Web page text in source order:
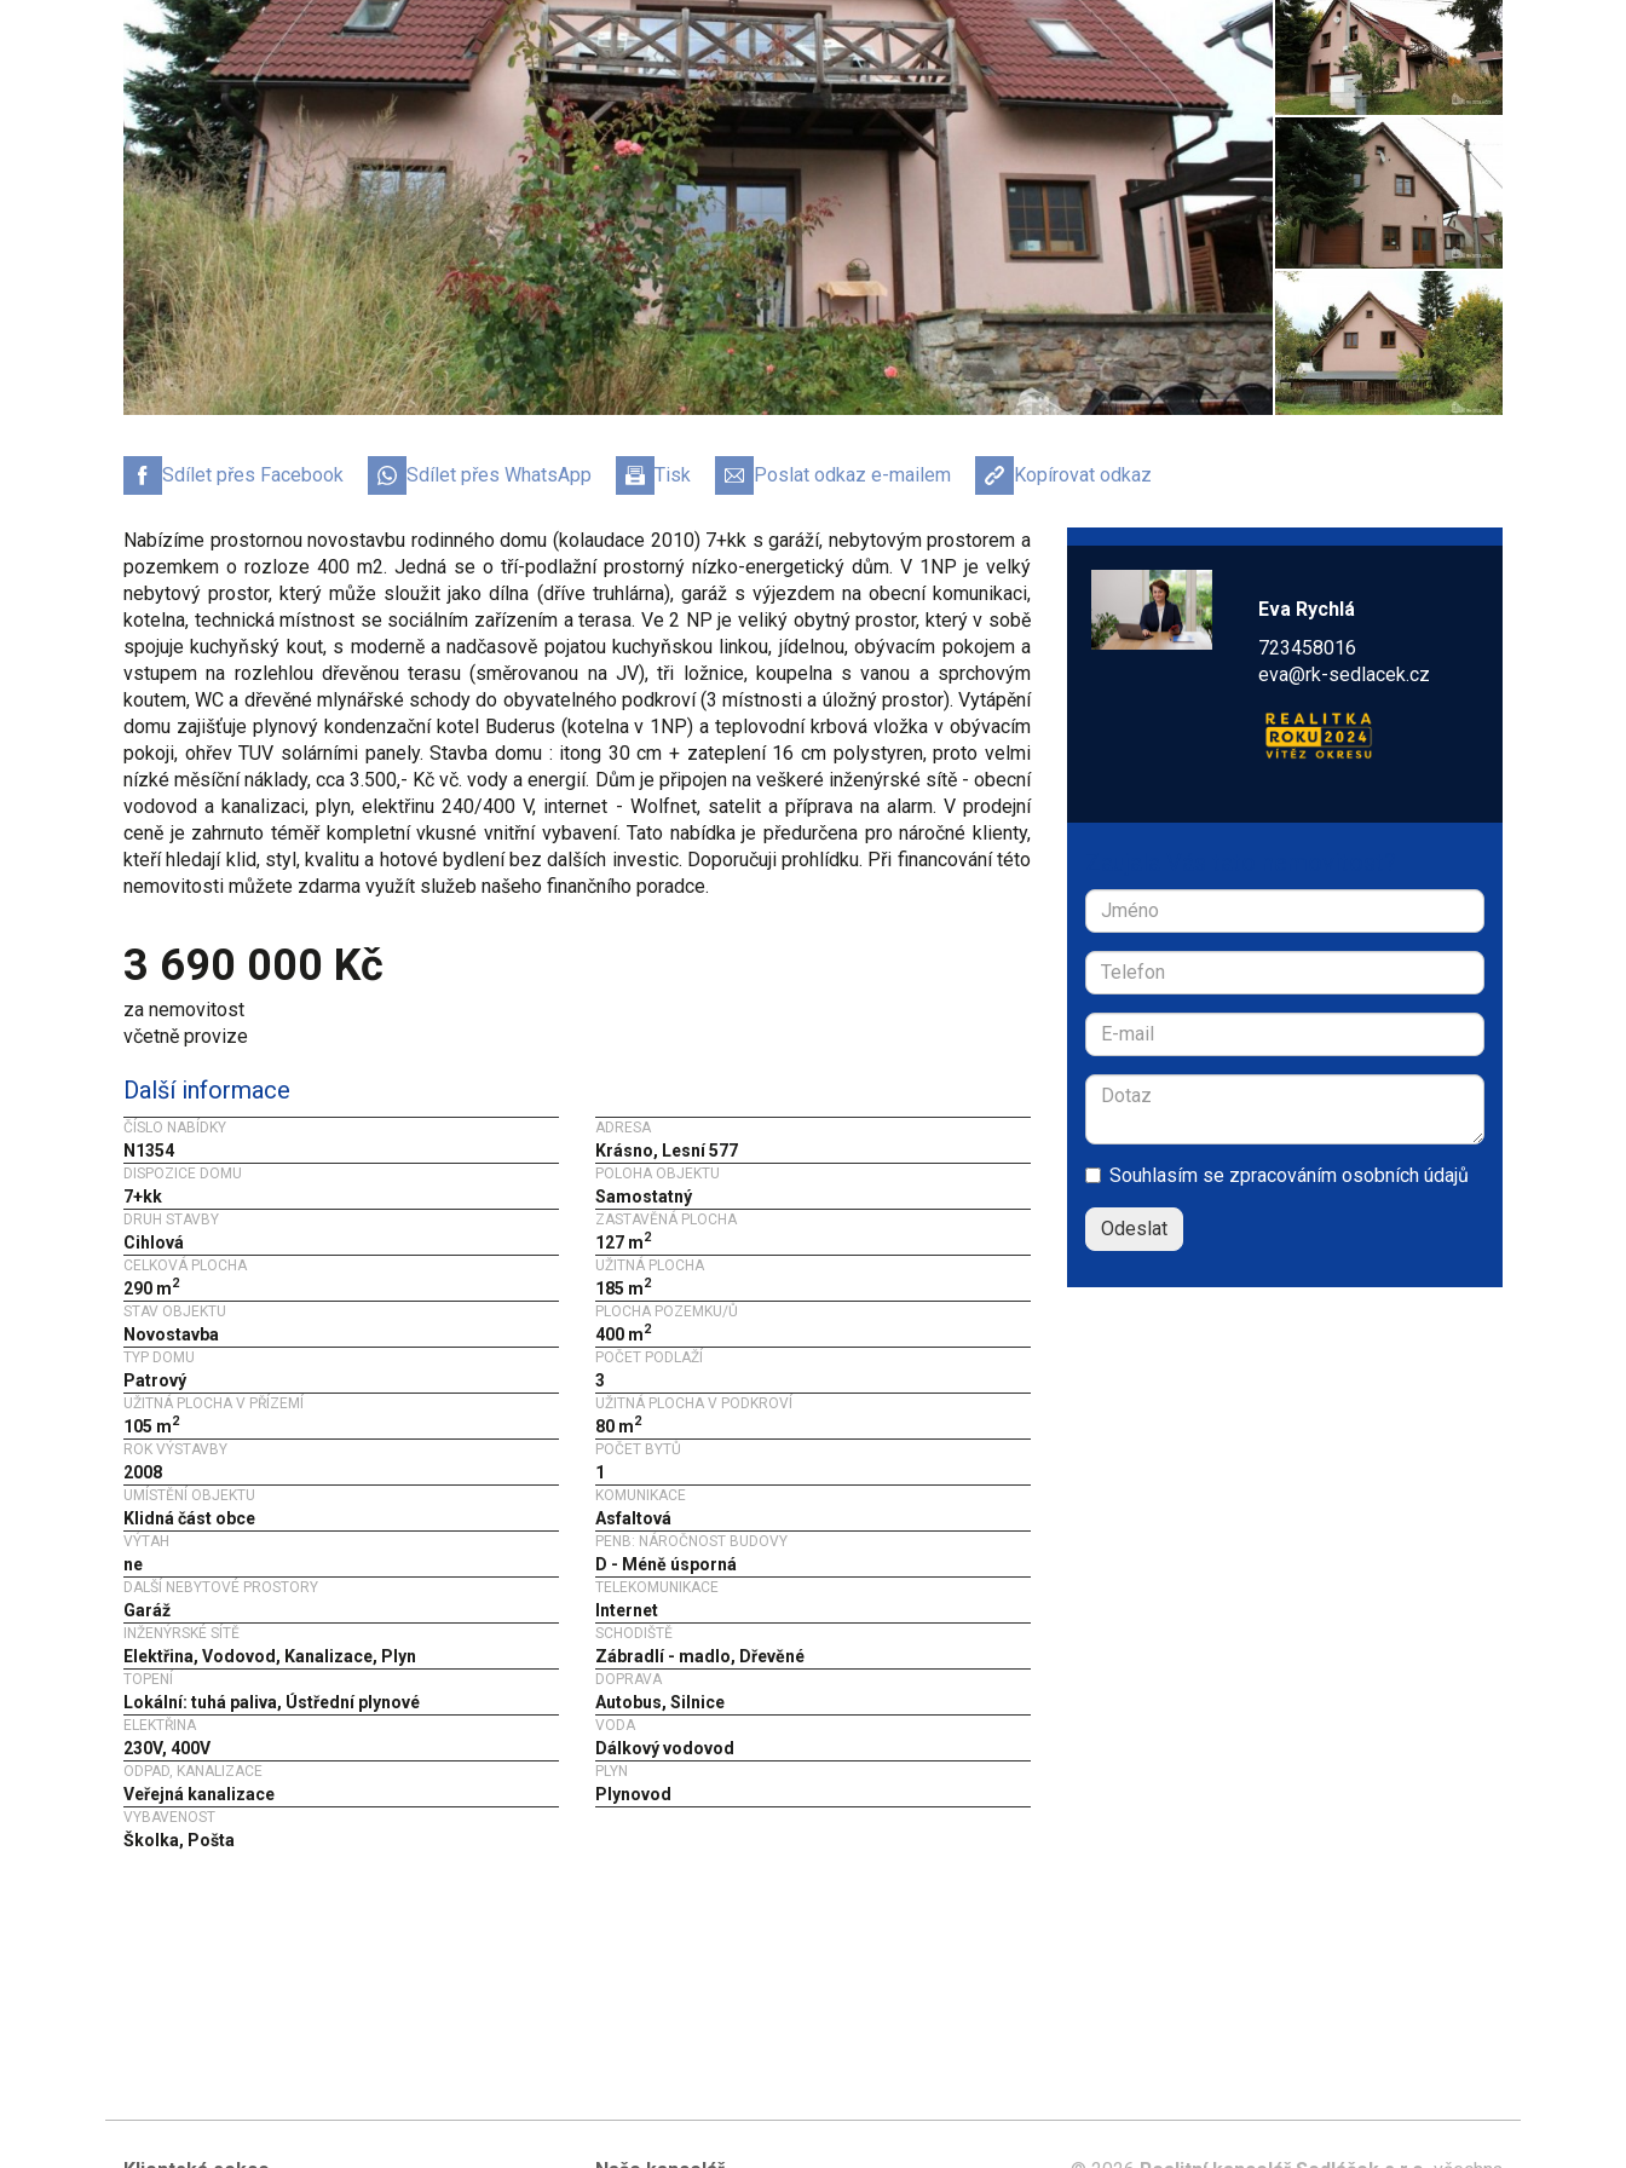
Sdílet přes Facebook Sdílet přes WhatsApp Tisk Poslat odkaz e-mailem Kopírovat odkaz
Nabízíme prostornou novostavbu rodinného domu (kolaudace 2010) 7+kk s garáží, nebytovým prostorem a
pozemkem o rozloze 400 m2. Jedná se o tří-podlažní prostorný nízko-energetický dům. V 1NP je velký
nebytový prostor, který může sloužit jako dílna (dříve truhlárna), garáž s výjezdem na obecní komunikaci,
kotelna, technická místnost se sociálním zařízením a terasa. Ve 2 NP je veliký obytný prostor, který v sobě
spojuje kuchyňský kout, s moderně a nadčasově pojatou kuchyňskou linkou, jídelnou, obývacím pokojem a
vstupem na rozlehlou dřevěnou terasu (směrovanou na JV), tři ložnice, koupelna s vanou a sprchovým
koutem, WC a dřevěné mlynářské schody do obyvatelného podkroví (3 místnosti a úložný prostor). Vytápění
domu zajišťuje plynový kondenzační kotel Buderus (kotelna v 1NP) a teplovodní krbová vložka v obývacím
pokoji, ohřev TUV solárními panely. Stavba domu : itong 30 cm + zateplení 16 cm polystyren, proto velmi
nízké měsíční náklady, cca 3.500,- Kč vč. vody a energií. Dům je připojen na veškeré inženýrské sítě - obecní
vodovod a kanalizaci, plyn, elektřinu 240/400 V, internet - Wolfnet, satelit a příprava na alarm. V prodejní
ceně je zahrnuto téměř kompletní vkusné vnitřní vybavení. Tato nabídka je předurčena pro náročné klienty,
kteří hledají klid, styl, kvalitu a hotové bydlení bez dalších investic. Doporučuji prohlídku. Při financování této
nemovitosti můžete zdarma využít služeb našeho finančního poradce.
3 690 000 Kč
za nemovitost
včetně provize
Další informace
ČÍSLO NABÍDKY
N1354
ADRESA
Krásno, Lesní 577
DISPOZICE DOMU
7+kk
POLOHA OBJEKTU
Samostatný
DRUH STAVBY
Cihlová
ZASTAVĚNÁ PLOCHA
127 m2
CELKOVÁ PLOCHA
290 m2
UŽITNÁ PLOCHA
185 m2
STAV OBJEKTU
Novostavba
PLOCHA POZEMKU/Ů
400 m2
TYP DOMU
Patrový
POČET PODLAŽÍ
3
UŽITNÁ PLOCHA V PŘÍZEMÍ
105 m2
UŽITNÁ PLOCHA V PODKROVÍ
80 m2
ROK VÝSTAVBY
2008
POČET BYTŮ
1
UMÍSTĚNÍ OBJEKTU
Klidná část obce
KOMUNIKACE
Asfaltová
VÝTAH
ne
PENB: NÁROČNOST BUDOVY
D - Méně úsporná
DALŠÍ NEBYTOVÉ PROSTORY
Garáž
TELEKOMUNIKACE
Internet
INŽENÝRSKÉ SÍTĚ
Elektřina, Vodovod, Kanalizace, Plyn
SCHODIŠTĚ
Zábradlí - madlo, Dřevěné
TOPENÍ
Lokální: tuhá paliva, Ústřední plynové
DOPRAVA
Autobus, Silnice
ELEKTŘINA
230V, 400V
VODA
Dálkový vodovod
ODPAD, KANALIZACE
Veřejná kanalizace
PLYN
Plynovod
VYBAVENOST
Školka, Pošta
Eva Rychlá
723458016
eva@rk-sedlacek.cz
Souhlasím se zpracováním osobních údajů